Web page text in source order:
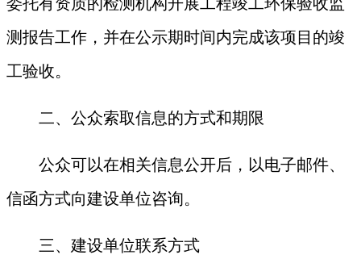
测报告工作，并在公示期时间内完成该项目的竣
工验收。
二、公众索取信息的方式和期限
公众可以在相关信息公开后，以电子邮件、
信函方式向建设单位咨询。
三、建设单位联系方式